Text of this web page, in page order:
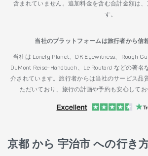
含まれていません。追加料金を含む合計金額は、
す。
当社のプラットフォームは旅行者から信
当社は Lonely Planet、DK Eyewitness、Rough
DuMont Reise-Handbuch、Le Routard などの著名
介されています。旅行者からは当社のサービス品
ただいており、旅行の計画や予約も安心してお
京都 から 宇治市 への行き